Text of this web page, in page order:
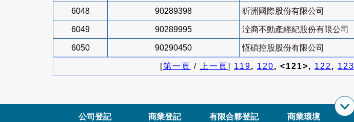
6048 90289398 昕洲國際股份有限公司
6049 90289995 洤裔不動產經紀股份有限公司
6050 90290450 恆碩控股股份有限公司
[第一頁 / 上一頁] 119, 120, <121>, 122, 123
公司登記 商業登記 有限合夥登記 商業環境